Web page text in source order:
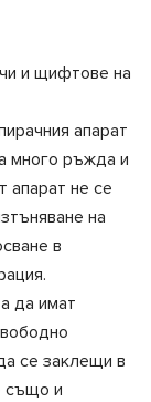
и щифтове на
апарат
много ръжда и
апарат не се
на
в
да имат
се заклещи в
също и